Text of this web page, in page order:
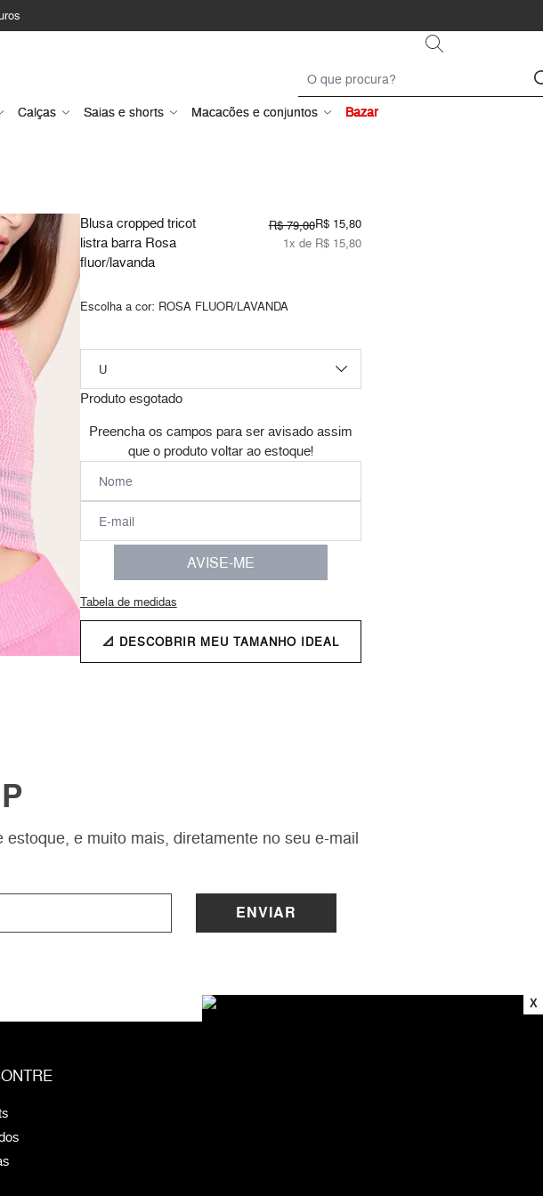
Calças Saias e shorts Macacões e conjuntos Bazar
Blusa cropped tricot
listra barra Rosa
fluor/lavanda
R$ 79,00R$ 15,80
1x de R$ 15,80
Escolha a cor: ROSA FLUOR/LAVANDA
Produto esgotado
Preencha os campos para ser avisado assim
que o produto voltar ao estoque!
AVISE-ME
Tabela de medidas
📐 DESCOBRIR MEU TAMANHO IDEAL
e muito mais, diretamente no seu e-mail
ENVIAR
X